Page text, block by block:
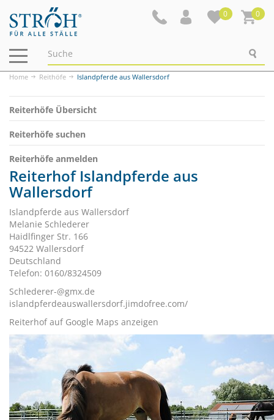
0 0
Navigation
ein-/ausblenden
Home Reithöfe Islandpferde aus Wallersdorf
Reiterhöfe Übersicht
Reiterhöfe suchen
Reiterhöfe anmelden
Reiterhof Islandpferde aus
Wallersdorf
Islandpferde aus Wallersdorf
Melanie Schlederer
Haidlfinger Str. 166
94522 Wallersdorf
Deutschland
Telefon: 0160/8324509
Schlederer-@gmx.de
islandpferdeauswallersdorf.jimdofree.com/
Reiterhof auf Google Maps anzeigen